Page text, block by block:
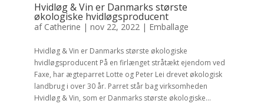
Hvidløg & Vin er Danmarks største
økologiske hvidløgsproducent
af Catherine |nov 22, 2022 | Emballage
Hvidløg & Vin er Danmarks største økologiske
hvidløgsproducent På en firlænget stråtækt ejendom ved
Faxe, har ægteparret Lotte og Peter Lei drevet økologisk
landbrug i over 30 år. Parret står bag virksomheden
Hvidløg & Vin, som er Danmarks største økologiske...